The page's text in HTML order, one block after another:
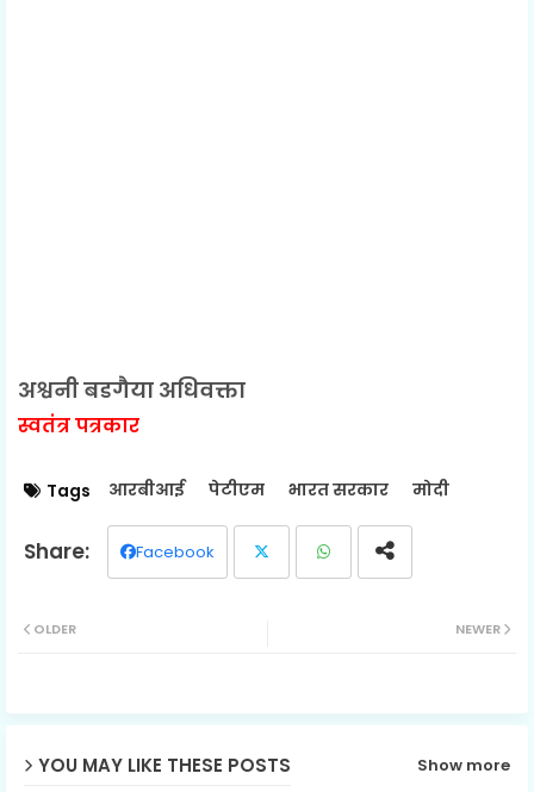
अश्वनी बडगैया अधिवक्ता
स्वतंत्र पत्रकार
Tags आरबीआई पेटीएम भारत सरकार मोदी
Facebook
NEWER
OLDER
YOU MAY LIKE THESE POSTS Show more